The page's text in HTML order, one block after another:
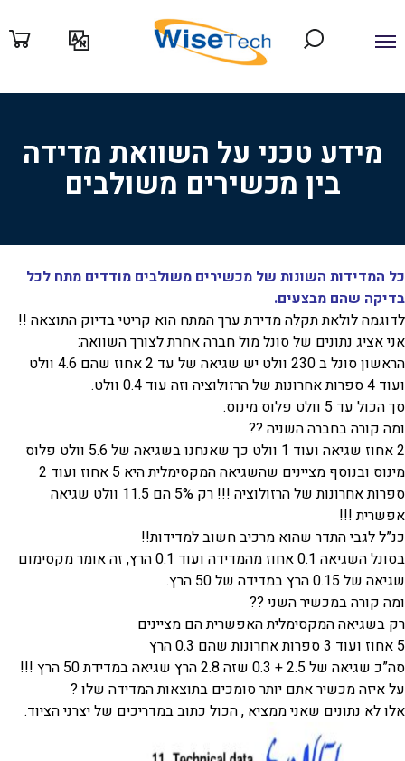
לתוכן
מידע טכני על השוואת מדידה
בין מכשירים משולבים
כל המדידות השונות של מכשירים משולבים מודדים מתח לכל
בדיקה שהם מבצעים.
לדוגמה לולאת תקלה מדידת ערך המתח הוא קריטי בדיוק התוצאה !!
אני אציג נתונים של סונל מול חברה אחרת לצורך השוואה:
הראשון סונל ב 230 וולט יש שגיאה של עד 2 אחוז שהם 4.6 וולט
ועוד 4 ספרות אחרונות של הרזולוציה וזה עוד 0.4 וולט.
סך הכול עד 5 וולט פלוס מינוס.
ומה קורה בחברה השניה ??
2 אחוז שגיאה ועוד 1 וולט כך שאנחנו בשגיאה של 5.6 וולט פלוס
מינוס ובנוסף מציינים שהשגיאה המקסימלית היא 5 אחוז ועוד 2
ספרות אחרונות של הרזולוציה !!! רק 5% הם 11.5 וולט שגיאה
אפשרית !!!
כנ”ל לגבי התדר שהוא מרכיב חשוב למדידות!!
בסונל השגיאה 0.1 אחוז מהמדידה ועוד 0.1 הרץ, זה אומר מקסימום
שגיאה של 0.15 הרץ במדידה של 50 הרץ.
ומה קורה במכשיר השני ??
רק בשגיאה המקסימלית האפשרית הם מציינים
5 אחוז ועוד 3 ספרות אחרונות שהם 0.3 הרץ
סה”כ שגיאה של 2.5 + 0.3 שזה 2.8 הרץ שגיאה במדידת 50 הרץ !!!
על איזה מכשיר אתם יותר סומכים בתוצאות המדידה שלו ?
אלו לא נתונים שאני ממציא , הכול כתוב במדריכים של יצרני הציוד.